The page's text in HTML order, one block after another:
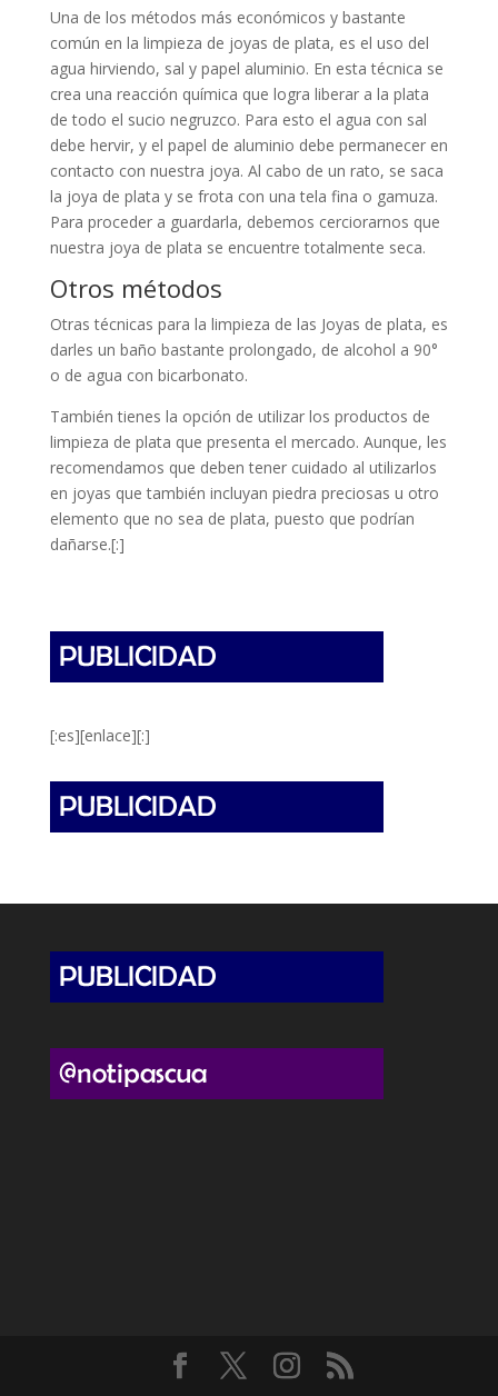
Una de los métodos más económicos y bastante
común en la limpieza de joyas de plata, es el uso del
agua hirviendo, sal y papel aluminio. En esta técnica se
crea una reacción química que logra liberar a la plata
de todo el sucio negruzco. Para esto el agua con sal
debe hervir, y el papel de aluminio debe permanecer en
contacto con nuestra joya. Al cabo de un rato, se saca
la joya de plata y se frota con una tela fina o gamuza.
Para proceder a guardarla, debemos cerciorarnos que
nuestra joya de plata se encuentre totalmente seca.
Otros métodos
Otras técnicas para la limpieza de las Joyas de plata, es
darles un baño bastante prolongado, de alcohol a 90°
o de agua con bicarbonato.
También tienes la opción de utilizar los productos de
limpieza de plata que presenta el mercado. Aunque, les
recomendamos que deben tener cuidado al utilizarlos
en joyas que también incluyan piedra preciosas u otro
elemento que no sea de plata, puesto que podrían
dañarse.[:]
[:es][enlace][:]